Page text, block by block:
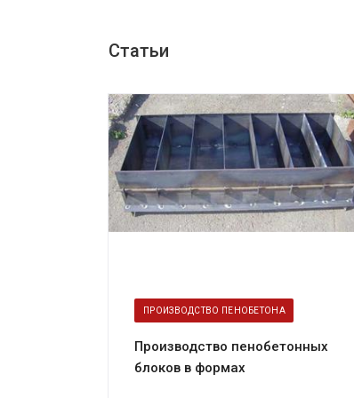
Статьи
ПРОИЗВОДСТВО ПЕНОБЕТОНА
Производство пенобетонных
блоков в формах